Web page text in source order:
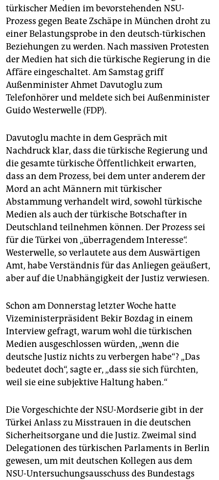
abo
genossenschaft
epaper login
türkischer Medien im bevorstehenden NSU-
Prozess gegen Beate Zschäpe in München droht zu
einer Belastungsprobe in den deutsch-türkischen
Beziehungen zu werden. Nach massiven Protesten
der Medien hat sich die türkische Regierung in die
Affäre eingeschaltet. Am Samstag griff
Außenminister Ahmet Davutoglu zum
Telefonhörer und meldete sich bei Außenminister
Guido Westerwelle (FDP).
Davutoglu machte in dem Gespräch mit
Nachdruck klar, dass die türkische Regierung und
die gesamte türkische Öffentlichkeit erwarten,
dass an dem Prozess, bei dem unter anderem der
Mord an acht Männern mit türkischer
Abstammung verhandelt wird, sowohl türkische
Medien als auch der türkische Botschafter in
Deutschland teilnehmen können. Der Prozess sei
für die Türkei von „überragendem Interesse“.
Westerwelle, so verlautete aus dem Auswärtigen
Amt, habe Verständnis für das Anliegen geäußert,
aber auf die Unabhängigkeit der Justiz verwiesen.
Schon am Donnerstag letzter Woche hatte
Vizeministerpräsident Bekir Bozdag in einem
Interview gefragt, warum wohl die türkischen
Medien ausgeschlossen würden, „wenn die
deutsche Justiz nichts zu verbergen habe“? „Das
bedeutet doch“, sagte er, „dass sie sich fürchten,
weil sie eine subjektive Haltung haben.“
Die Vorgeschichte der NSU-Mordserie gibt in der
Türkei Anlass zu Misstrauen in die deutschen
Sicherheitsorgane und die Justiz. Zweimal sind
Delegationen des türkischen Parlaments in Berlin
gewesen, um mit deutschen Kollegen aus dem
NSU-Untersuchungsausschuss des Bundestags